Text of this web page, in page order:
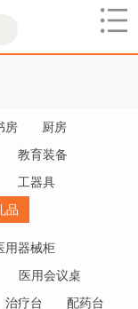
欧
房
厨房
教育装备
工器具
品
用器械柜
医用会议桌
治疗台
配药台